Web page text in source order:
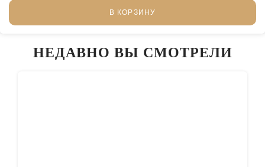
В КОРЗИНУ
НЕДАВНО ВЫ СМОТРЕЛИ